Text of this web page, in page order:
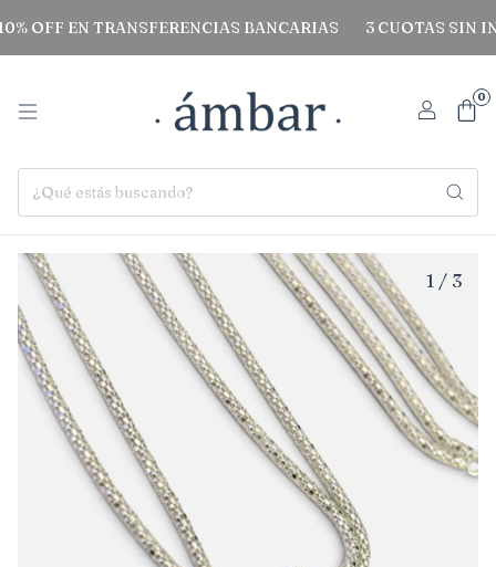
EN TRANSFERENCIAS BANCARIAS 3 CUOTAS SIN
0
1 / 3